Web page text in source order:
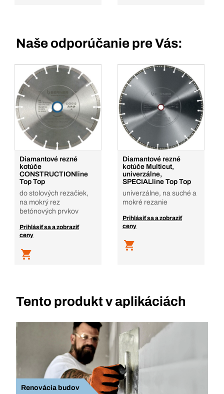
Naše odporúčanie pre Vás:
Diamantové rezné
kotúče
CONSTRUCTIONline
Top Top
do stolových rezačiek,
na mokrý rez
betónových prvkov
Prihlásiť sa a zobraziť
ceny
Diamantové rezné
kotúče Multicut,
univerzálne,
SPECIALline Top Top
univerzálne, na suché a
mokré rezanie
Prihlásiť sa a zobraziť
ceny
Tento produkt v aplikáciách
Renovácia budov